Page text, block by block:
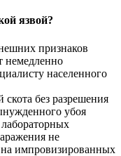
язвой?
признаков
немедленно
населенного
без разрешения
убоя
лабораторных
не
импровизированных